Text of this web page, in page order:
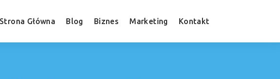
Strona Główna Blog Biznes Marketing Kontakt